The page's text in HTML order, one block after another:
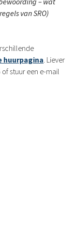
van SRO)
huurpagina. Liever
stuur een e-mail